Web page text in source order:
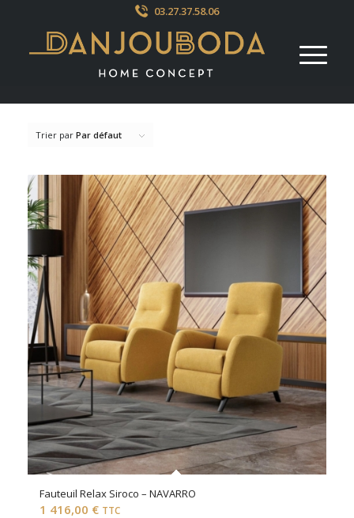
03.27.37.58.06
Trier par Par défaut
Fauteuil Relax Siroco – NAVARRO
1 416,00 € TTC